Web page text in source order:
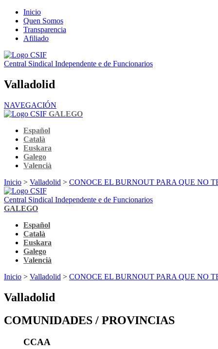
Inicio
Quen Somos
Transparencia
Afiliado
Central Sindical Independente e de Funcionarios
Valladolid
NAVEGACIÓN
GALEGO
Español
Català
Euskara
Galego
Valencià
Inicio > Valladolid > CONOCE EL BURNOUT PARA QUE NO
Central Sindical Independente e de Funcionarios
GALEGO
Español
Català
Euskara
Galego
Valencià
Inicio > Valladolid > CONOCE EL BURNOUT PARA QUE NO
Valladolid
COMUNIDADES / PROVINCIAS
CCAA